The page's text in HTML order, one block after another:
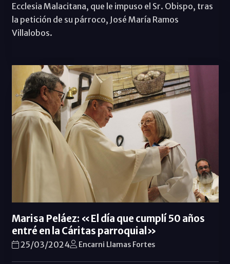
Ecclesia Malacitana, que le impuso el Sr. Obispo, tras
la petición de su párroco, José María Ramos
Villalobos.
Marisa Peláez: «El día que cumplí 50 años
entré en la Cáritas parroquial»
25/03/2024 Encarni Llamas Fortes